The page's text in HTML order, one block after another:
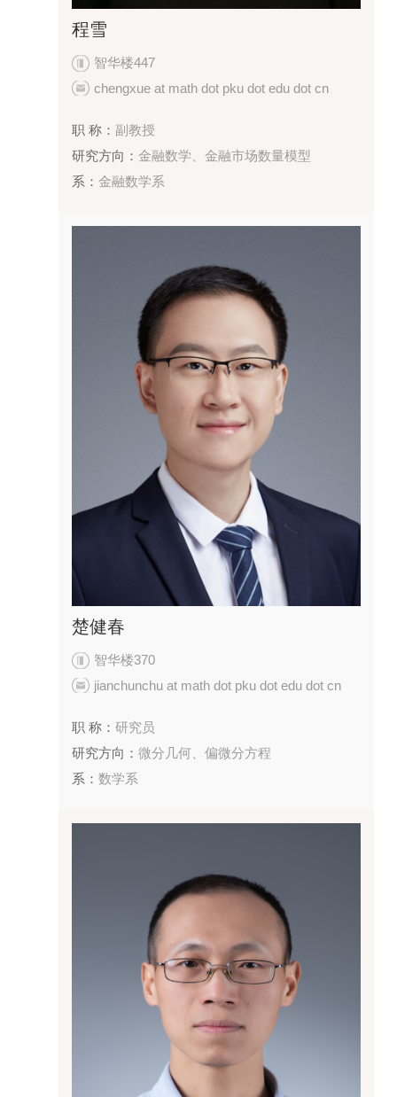
程雪
智华楼447
chengxue at math dot pku dot edu dot cn
职 称： 副教授
研究方向：金融数学、金融市场数量模型
系：金融数学系
楚健春
智华楼370
jianchunchu at math dot pku dot edu dot cn
职 称：研究员
研究方向：微分几何、偏微分方程
系：数学系